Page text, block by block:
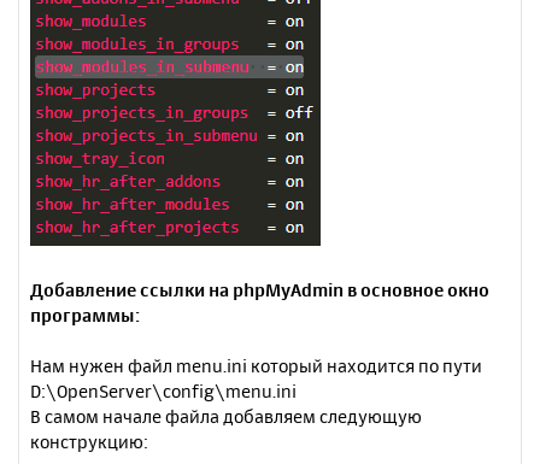
Добавление ссылки на phpMyAdmin в основное окно
программы:
Нам нужен файл menu.ini который находится по пути
D:\OpenServer\config\menu.ini
В самом начале файла добавляем следующую
конструкцию: